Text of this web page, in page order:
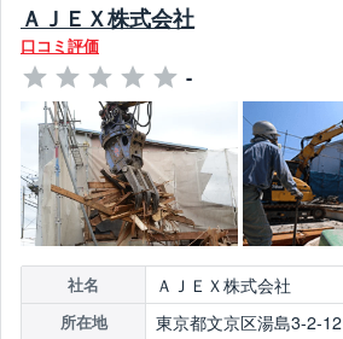
ＡＪＥＸ株式会社
口コミ評価
-
社名 ＡＪＥＸ株式会社
所在地 東京都文京区湯島3-2-12